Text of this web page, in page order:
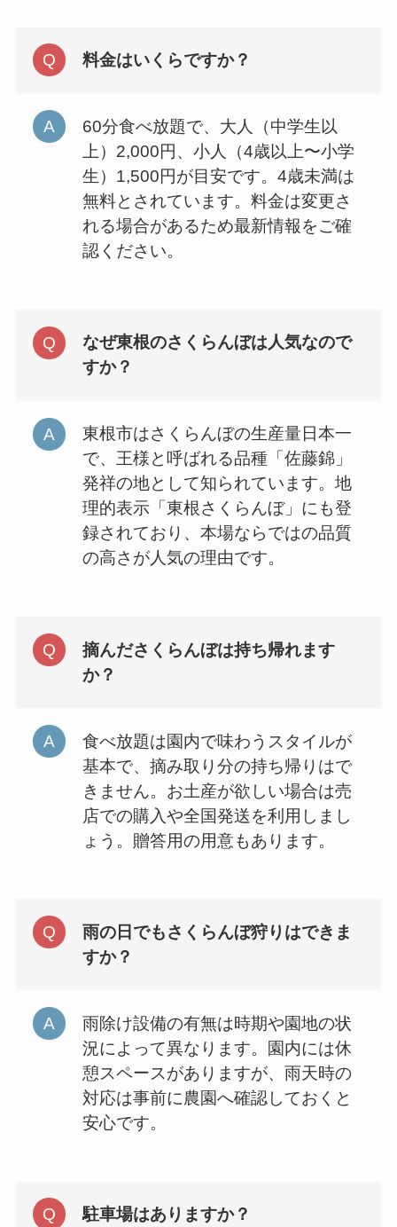
料金はいくらですか？
60分食べ放題で、大人（中学生以
上）2,000円、小人（4歳以上〜小学
生）1,500円が目安です。4歳未満は
無料とされています。料金は変更さ
れる場合があるため最新情報をご確
認ください。
なぜ東根のさくらんぼは人気なので
すか？
東根市はさくらんぼの生産量日本一
で、王様と呼ばれる品種「佐藤錦」
発祥の地として知られています。地
理的表示「東根さくらんぼ」にも登
録されており、本場ならではの品質
の高さが人気の理由です。
摘んださくらんぼは持ち帰れます
か？
食べ放題は園内で味わうスタイルが
基本で、摘み取り分の持ち帰りはで
きません。お土産が欲しい場合は売
店での購入や全国発送を利用しまし
ょう。贈答用の用意もあります。
雨の日でもさくらんぼ狩りはできま
すか？
雨除け設備の有無は時期や園地の状
況によって異なります。園内には休
憩スペースがありますが、雨天時の
対応は事前に農園へ確認しておくと
安心です。
駐車場はありますか？